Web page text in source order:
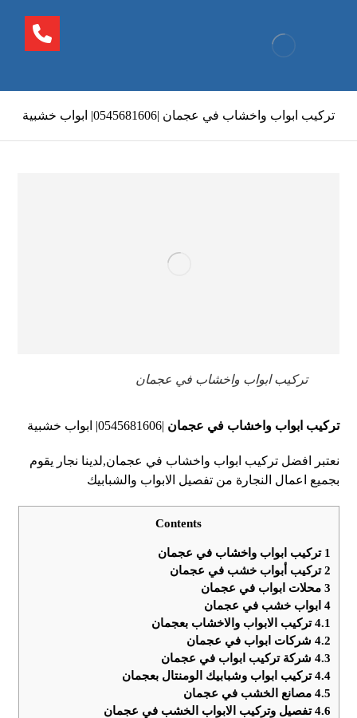
تركيب ابواب واخشاب في عجمان |0545681606| ابواب خشبية
تركيب ابواب واخشاب في عجمان
تركيب ابواب واخشاب في عجمان |0545681606| ابواب خشبية
نعتبر افضل تركيب ابواب واخشاب في عجمان,لدينا نجار يقوم
بجميع اعمال النجارة من تفصيل الابواب والشبابيك
Contents
1 تركيب ابواب واخشاب في عجمان
2تركيب أبواب خشب في عجمان
3 محلات ابواب في عجمان
4 ابواب خشب في عجمان
4.1تركيب الابواب والاخشاب بعجمان
4.2 شركات ابواب في عجمان
4.3 شركة تركيب ابواب في عجمان
4.4تركيب ابواب وشبابيك الومنتال بعجمان
4.5 مصانع الخشب في عجمان
4.6تفصيل وتركيب الابواب الخشب في عجمان